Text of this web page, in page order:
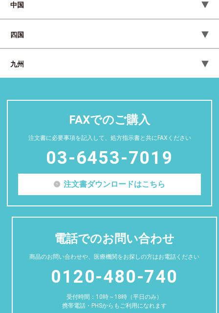
中国
四国
九州
FAXでのご購入
注文書に必要事項を記入して、処方指示書と共にFAXください
03-6453-7019
注文書ダウンロードはこちら
電話でのお問い合わせ
商品のお問い合わせや、医療機関をお探しの方はお電話ください
0120-480-740
受付時間：10時～18時（平日のみ）
携帯電話・PHSからもご利用になれます